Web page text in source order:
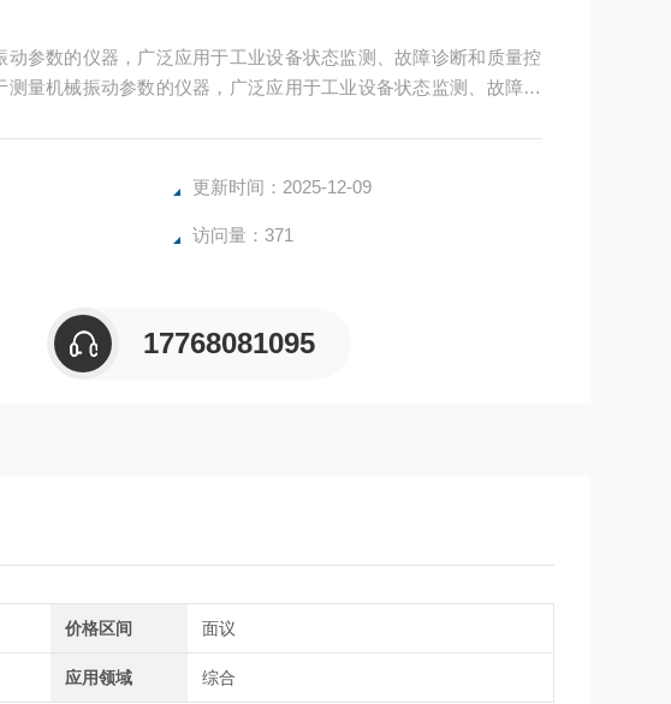
参数的仪器，广泛应用于工业设备状态监测、故障诊断和质量控
量机械振动参数的仪器，广泛应用于工业设备状态监测、故障诊
更新时间：2025-12-09
访问量：371
17768081095
价格区间 面议
应用领域 综合